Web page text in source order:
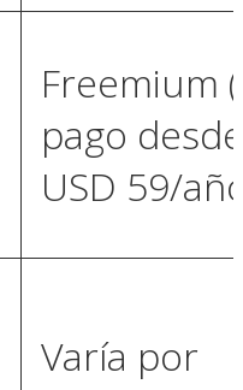
Freemium
pago desde
USD 59/
Varía por